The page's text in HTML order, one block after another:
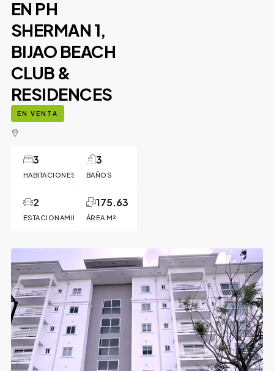
EN PH
SHERMAN 1,
BIJAO BEACH
CLUB &
RESIDENCES
EN VENTA
HABITACIONES
3
BAÑOS
3
ESTACIONAMIENTOS
2
ÁREA M²
175.63